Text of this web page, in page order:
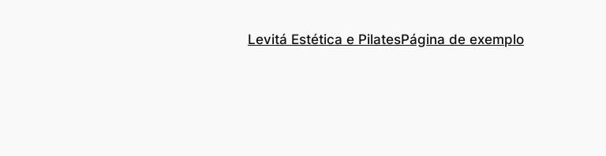
Levitá Estética e PilatesPágina de exemplo